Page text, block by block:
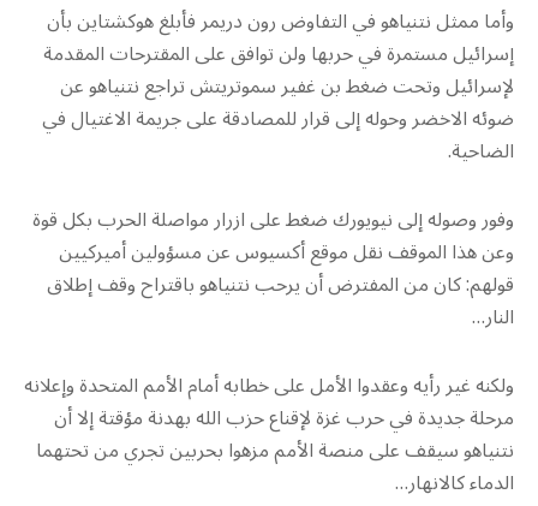
وأما ممثل نتنياهو في التفاوض رون دريمر فأبلغ هوكشتاين بأن
إسرائيل مستمرة في حربها ولن توافق على المقترحات المقدمة
لإسرائيل وتحت ضغط بن غفير سموتريتش تراجع نتنياهو عن
ضوئه الاخضر وحوله إلى قرار للمصادقة على جريمة الاغتيال في
الضاحية.
وفور وصوله إلى نيويورك ضغط على ازرار مواصلة الحرب بكل قوة
وعن هذا الموقف نقل موقع أكسيوس عن مسؤولين أميركيين
قولهم: كان من المفترض أن يرحب نتنياهو باقتراح وقف إطلاق
النار…
ولكنه غير رأيه وعقدوا الأمل على خطابه أمام الأمم المتحدة وإعلانه
مرحلة جديدة في حرب غزة لإقناع حزب الله بهدنة مؤقتة إلا أن
نتنياهو سيقف على منصة الأمم مزهوا بحربين تجري من تحتهما
الدماء كالانهار…